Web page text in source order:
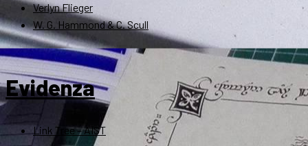
Verlyn Flieger
W. G. Hammond & C. Scull
Evidenza
Link Tree – AIST